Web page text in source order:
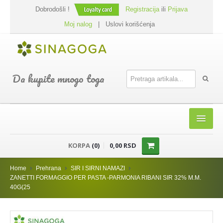
Dobrodošli ! Registracijaili Prijava
Moj nalog
Uslovi korišćenja
Da kupite mnogo toga
SHOP
PREHRANA
DODACI JELIMA
KORPA (0) 0,00 RSD
Home Prehrana
SIR I SIRNI NAMAZI
ZANETTI FORMAGGIO PER PASTA -PARMONIA RIBANI SIR 32% M.M.
40G(25